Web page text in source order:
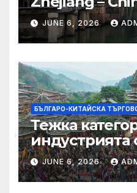
JUNE 6, 2026
БЪЛГАРО-КИТАЙСКА
Тежка
индустрията
алианс за
слънчева
JUNE 6, 2026